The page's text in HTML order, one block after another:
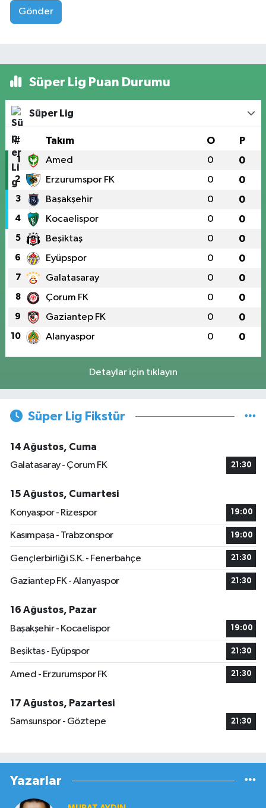
Gönder
Süper Lig Puan Durumu
Süper Lig
# Takım O P
1 Amed 0 0
2 Erzurumspor FK 0 0
3 Başakşehir 0 0
4 Kocaelispor 0 0
5 Beşiktaş 0 0
6 Eyüpspor 0 0
7 Galatasaray 0 0
8 Çorum FK 0 0
9 Gaziantep FK 0 0
10 Alanyaspor 0 0
Detaylar için tıklayın
Süper Lig Fikstür
14 Ağustos, Cuma
Galatasaray - Çorum FK
21:30
15 Ağustos, Cumartesi
Konyaspor - Rizespor
19:00
Kasımpaşa - Trabzonspor 19:00
Gençlerbirliği S.K. - Fenerbahçe 21:30
Gaziantep FK - Alanyaspor 21:30
16 Ağustos, Pazar
Başakşehir - Kocaelispor
19:00
Beşiktaş - Eyüpspor 21:30
Amed - Erzurumspor FK 21:30
17 Ağustos, Pazartesi
Samsunspor - Göztepe
21:30
Yazarlar